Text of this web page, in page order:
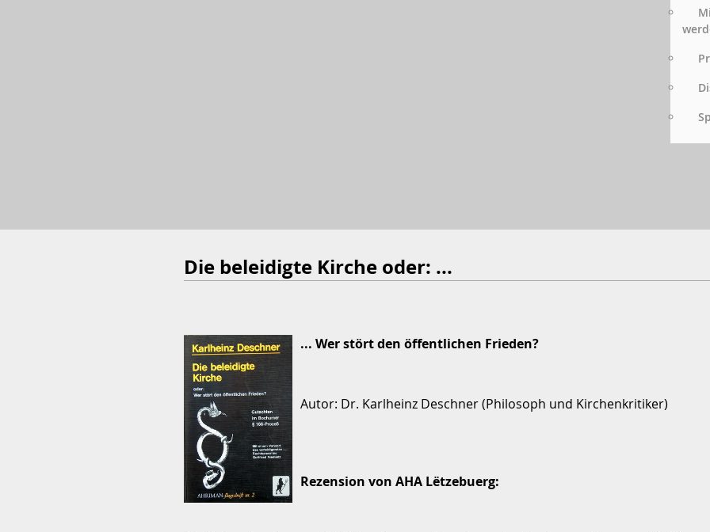
Die beleidigte Kirche oder: ...
... Wer stört den öffentlichen Frieden?
Autor: Dr. Karlheinz Deschner (Philosoph und Kirchenkritiker)
Rezension von AHA Lëtzebuerg: